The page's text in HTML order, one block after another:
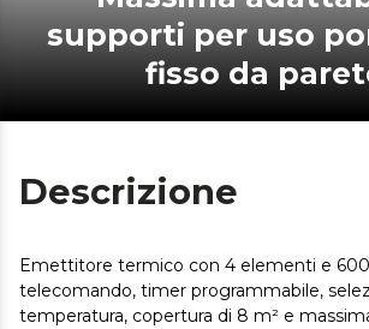
supporti per uso
fisso da
Descrizione
Emettitore termico con 4 elementi e 600
telecomando, timer programmabile,
temperatura, copertura di 8 m² e